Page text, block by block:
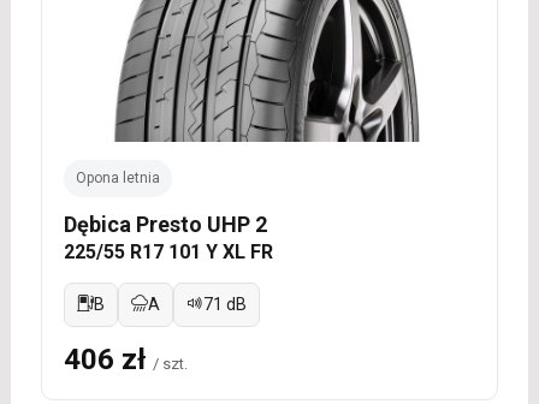
Opona letnia
Dębica Presto UHP 2
225/55 R17 101 Y XL FR
B A 71 dB
406 zł / szt.